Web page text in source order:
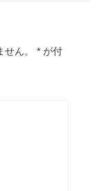
ん。 * が付